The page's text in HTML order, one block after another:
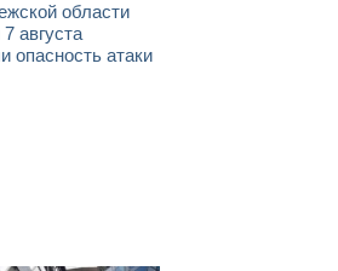
области
августа
опасность атаки